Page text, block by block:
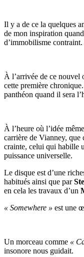
Il y a de ce la quelques
de mon inspiration
d’immobilisme contraint.
À l’arrivée de ce nouvel
cette première
panthéon quand il sera
À l’heure où l’idée
carrière de Vianney, que
crainte, celui qui habille
puissance universelle.
Le disque est d’une
habitués ainsi que par
en cela les travaux d’un
« Somewhere » est une
Un morceau comme «
insonore nous guidait.